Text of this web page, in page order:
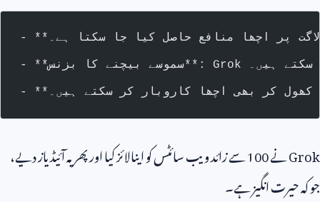
پر اچھا منافع حاصل کیا جا سکتا ہے۔
کر بھی اچھا کاروبار کر سکتے ہیں۔
Grokنے100سے زائد ویب سائٹس کو اینالائز کیا اور پھر یہ آئیڈیاز دیے،
جو کہ حیرت انگیز ہے۔